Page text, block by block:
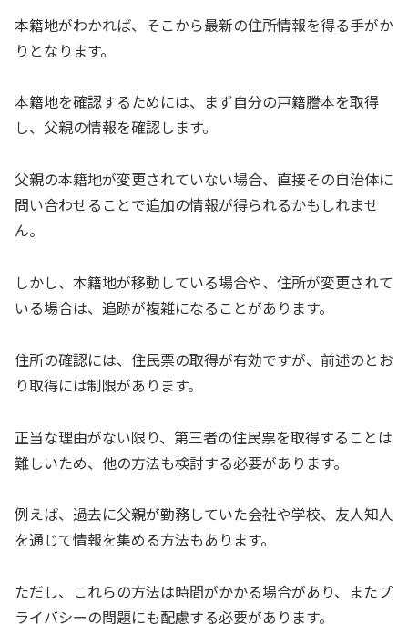
本籍地がわかれば、そこから最新の住所情報を得る手がか
りとなります。
本籍地を確認するためには、まず自分の戸籍謄本を取得
し、父親の情報を確認します。
父親の本籍地が変更されていない場合、直接その自治体に
問い合わせることで追加の情報が得られるかもしれませ
ん。
しかし、本籍地が移動している場合や、住所が変更されて
いる場合は、追跡が複雑になることがあります。
住所の確認には、住民票の取得が有効ですが、前述のとお
り取得には制限があります。
正当な理由がない限り、第三者の住民票を取得することは
難しいため、他の方法も検討する必要があります。
例えば、過去に父親が勤務していた会社や学校、友人知人
を通じて情報を集める方法もあります。
ただし、これらの方法は時間がかかる場合があり、またプ
ライバシーの問題にも配慮する必要があります。